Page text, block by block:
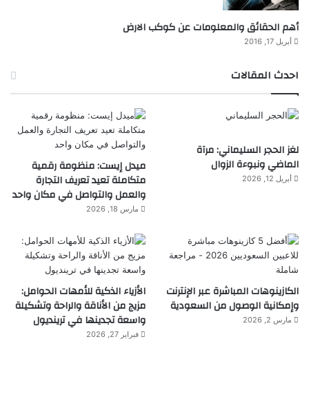
أهم الحقائق والمعلومات عن كوكب الارض
أبريل 17, 2016
احدث المقالات
لغز الحجر السليماني: مرآة
الماضي ونبوءة الزوال
أبريل 12, 2026
ميدل إيست: منظومة رقمية
متكاملة تعيد تعريف التجارة
والعمل والتواصل في مكان واحد
مارس 18, 2026
الكازينوهات المباشرة عبر الإنترنت
وإمكانية الوصول من السعودية
مارس 2, 2026
الأزياء الذكية للأمهات الحوامل:
مزيج من الأناقة والراحة وتشكيلة
واسعة تجدينها في ترينديول
فبراير 27, 2026